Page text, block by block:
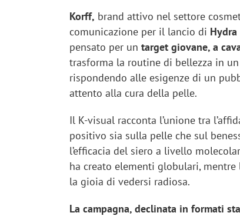
Korff, brand attivo nel settore
comunicazione per il lancio di Hydra
pensato per un target giovane, a
trasforma la routine di bellezza in
rispondendo alle esigenze di un
attento alla cura della pelle.
Il K-visual racconta l’unione tra
positivo sia sulla pelle che sul
l’efficacia del siero a livello
ha creato elementi globulari,
la gioia di vedersi radiosa.
La campagna, declinata in formati